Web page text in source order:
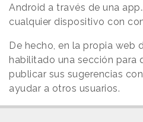
Android a través de una
cualquier dispositivo con
De hecho, en la propia web
habilitado una sección para
publicar sus sugerencias
ayudar a otros usuarios.